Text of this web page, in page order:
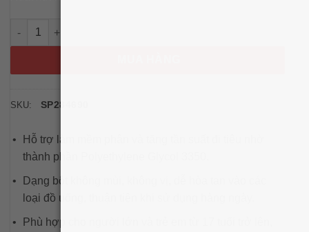
Hỗ trợ nhuận tràng, táo bón Member's Mark ClearLax 510g số
SKU: SP284690
Hỗ trợ làm mềm phân và tăng tần suất đi tiêu nhờ
thành phần Polyethylene Glycol 3350.
Dạng bột không mùi, không vị, dễ hòa tan vào các
loại đồ uống, thuận tiện khi sử dụng hàng ngày.
Phù hợp cho người lớn và trẻ em từ 17 tuổi trở lên,